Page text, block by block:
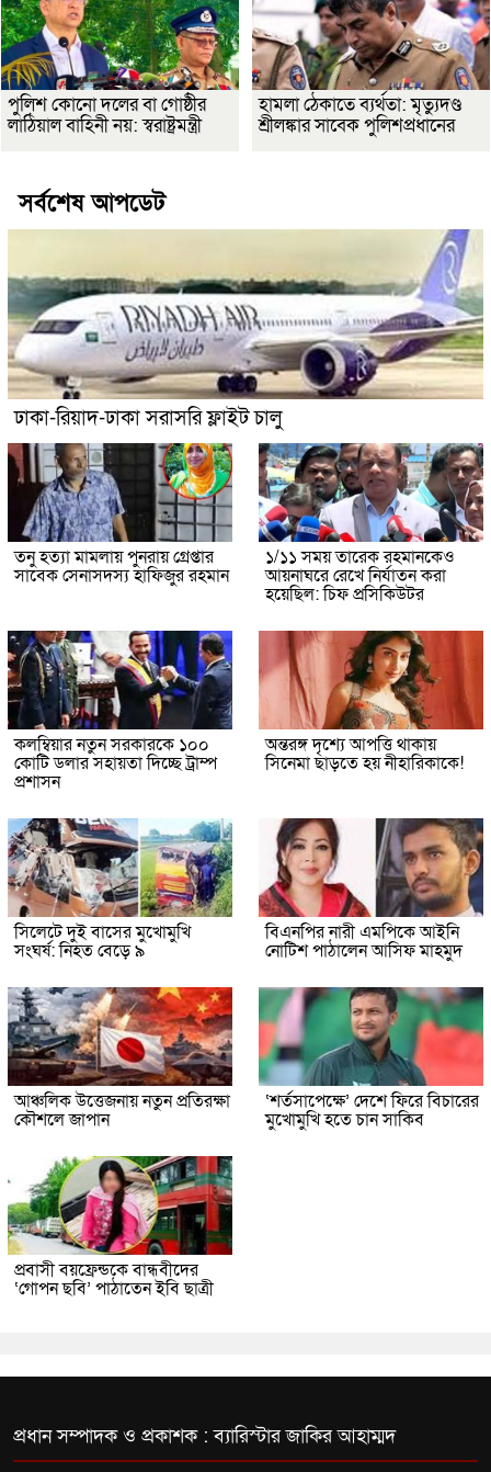
পুলিশ কোনো দলের বা গোষ্ঠীর
লাঠিয়াল বাহিনী নয়: স্বরাষ্ট্রমন্ত্রী
হামলা ঠেকাতে ব্যর্থতা: মৃত্যুদণ্ড
শ্রীলঙ্কার সাবেক পুলিশপ্রধানের
সর্বশেষ আপডেট
ঢাকা-রিয়াদ-ঢাকা সরাসরি ফ্লাইট চালু
তনু হত্যা মামলায় পুনরায় গ্রেপ্তার
সাবেক সেনাসদস্য হাফিজুর রহমান
১/১১ সময় তারেক রহমানকেও
আয়নাঘরে রেখে নির্যাতন করা
হয়েছিল: চিফ প্রসিকিউটর
কলম্বিয়ার নতুন সরকারকে ১০০
কোটি ডলার সহায়তা দিচ্ছে ট্রাম্প
প্রশাসন
অন্তরঙ্গ দৃশ্যে আপত্তি থাকায়
সিনেমা ছাড়তে হয় নীহারিকাকে!
সিলেটে দুই বাসের মুখোমুখি
সংঘর্ষ: নিহত বেড়ে ৯
বিএনপির নারী এমপিকে আইনি
নোটিশ পাঠালেন আসিফ মাহমুদ
আঞ্চলিক উত্তেজনায় নতুন প্রতিরক্ষা
কৌশলে জাপান
‘শর্তসাপেক্ষে’ দেশে ফিরে বিচারের
মুখোমুখি হতে চান সাকিব
প্রবাসী বয়ফ্রেন্ডকে বান্ধবীদের
‘গোপন ছবি’ পাঠাতেন ইবি ছাত্রী
প্রধান সম্পাদক ও প্রকাশক : ব্যারিস্টার জাকির আহাম্মদ